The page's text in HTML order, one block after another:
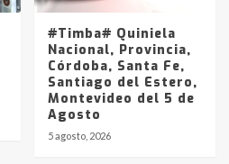
#Timba# Quiniela
Nacional, Provincia,
Córdoba, Santa Fe,
Santiago del Estero,
Montevideo del 5 de
Agosto
5 agosto, 2026